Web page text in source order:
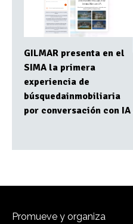
GILMAR presenta en el
SIMA la primera
experiencia de
búsquedainmobiliaria
por conversación con IA
Promueve y organiza